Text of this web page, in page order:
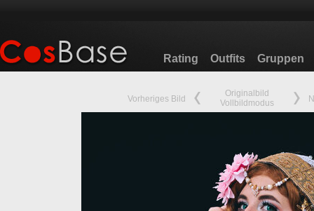
Rating Outfits Gruppen
Vorheriges Bild
Originalbild
Vollbildmodus